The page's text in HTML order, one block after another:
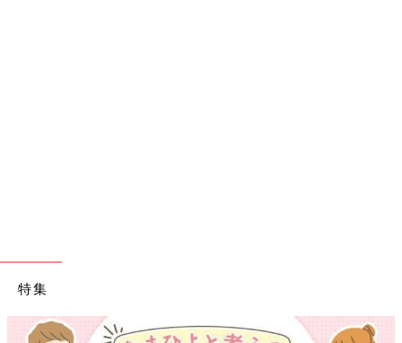
特集
【ワクチン接種できるものも】妊婦の感染